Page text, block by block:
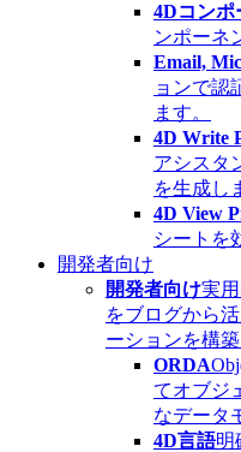
4Dコンポ
ンポーネ
Email,
ョンで認
ます。
4D Write
アシスタ
を生成し
4D View
シートを
開発者向け
開発者向け実
をブログから
ーションを構築
ORDA
てオブジ
なデータ
4D言語明